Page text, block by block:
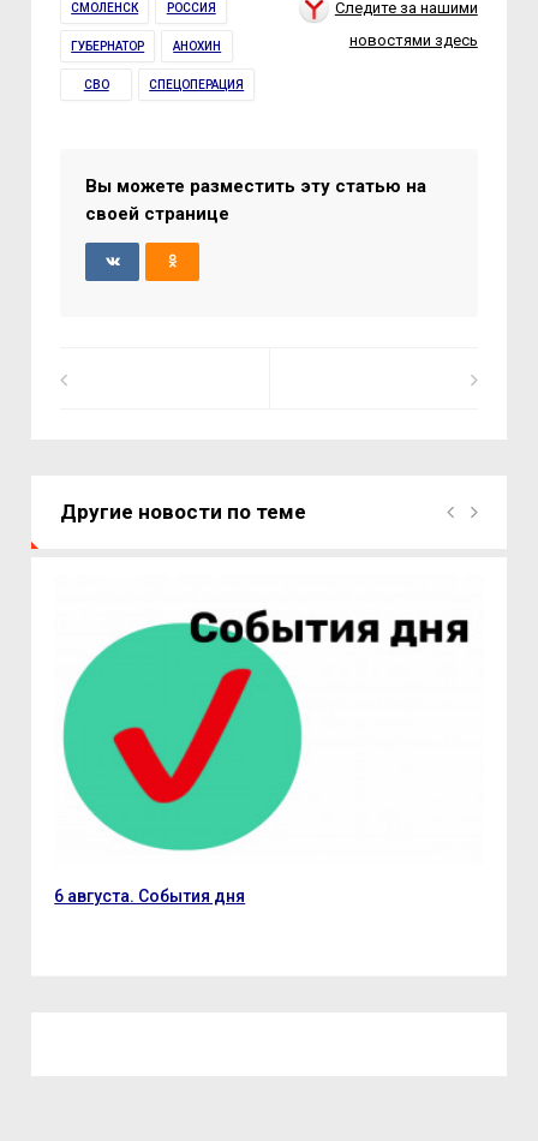
СМОЛЕНСК РОССИЯ
ГУБЕРНАТОР АНОХИН
СВО СПЕЦОПЕРАЦИЯ
Следите за нашими
новостями здесь
Вы можете разместить эту статью на
своей странице
Другие новости по теме
6 августа. События дня